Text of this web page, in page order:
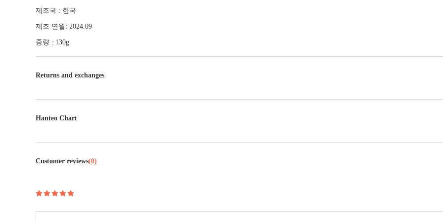
제조국 : 한국
제조 연월: 2024.09
중량 : 130g
Returns and exchanges
Hanteo Chart
Customer reviews(0)